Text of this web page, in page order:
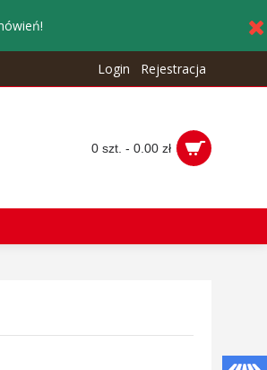
Login Rejestracja
0 szt. - 0.00 zł